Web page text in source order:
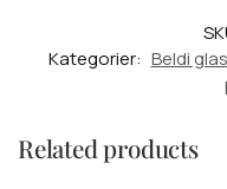
Kategorier: Beldi glas
Related products